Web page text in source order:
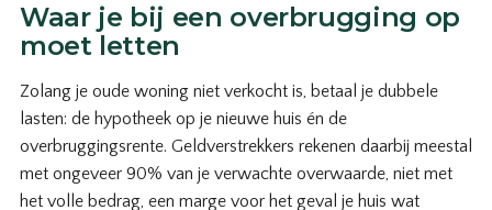
Waar je bij een overbrugging op
moet letten
Zolang je oude woning niet verkocht is, betaal je dubbele
lasten: de hypotheek op je nieuwe huis én de
overbruggingsrente. Geldverstrekkers rekenen daarbij meestal
met ongeveer 90% van je verwachte overwaarde, niet met
het volle bedrag, een marge voor het geval je huis wat